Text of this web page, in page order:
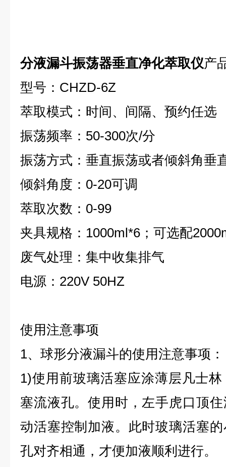
分液漏斗振荡器垂直净化萃取仪产
型号：CHZD-6Z
萃取模式：时间、间隔、预约任选
振荡频率：50-300次/分
振荡方式：垂直振荡或者倾斜角垂
倾斜角度：0-20可调
萃取次数：0-99
夹具规格：1000ml*6；可选配
废气处理：集中收集排气
电源：220V 50HZ
使用注意事项
1、球形分液漏斗的使用注意事项：
1)使用前玻璃活塞应涂薄层凡士
塞流液孔。使用时，左手虎口顶
动活塞控制加液。此时玻璃活塞
孔对齐相通，才便加液顺利进行。